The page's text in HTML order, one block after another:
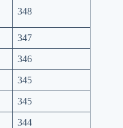
348
347
346
345
345
344